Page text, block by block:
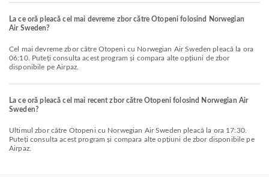
La ce oră pleacă cel mai devreme zbor către Otopeni folosind Norwegian
Air Sweden?
Cel mai devreme zbor către Otopeni cu Norwegian Air Sweden pleacă la ora
06:10. Puteți consulta acest program și compara alte opțiuni de zbor
disponibile pe Airpaz.
La ce oră pleacă cel mai recent zbor către Otopeni folosind Norwegian Air
Sweden?
Ultimul zbor către Otopeni cu Norwegian Air Sweden pleacă la ora 17:30.
Puteți consulta acest program și compara alte opțiuni de zbor disponibile pe
Airpaz.